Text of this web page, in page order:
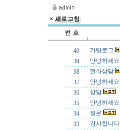
40
카탈로그
39
안녕하세요
38
전화상담
37
안녕하세요
36
상담
35
안녕하세요
34
질문
33
감사합니다